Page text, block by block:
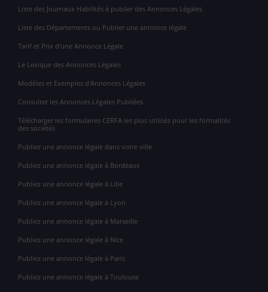
Liste des Journaux Habilités à publier des Annonces Légales
Liste des Départements ou Publier une annonce légale
Tarif et Prix d'une Annonce Légale
Le Lexique des Annonces Légales
Modèles et Exemples d'Annonces Légales
Consulter les Annonces Légales Publiées
Télécharger les formulaires CERFA les plus utilisés pour les formalités
des sociétés
Publiez une annonce légale dans votre ville
Publiez une annonce légale à Bordeaux
Publiez une annonce légale à Lille
Publiez une annonce légale à Lyon
Publiez une annonce légale à Marseille
Publiez une annonce légale à Nice
Publiez une annonce légale à Paris
Publiez une annonce légale à Toulouse